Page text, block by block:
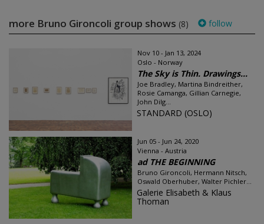
more Bruno Gironcoli group shows (8) follow
Nov 10 - Jan 13, 2024
Oslo - Norway
The Sky is Thin. Drawings...
Joe Bradley, Martina Bindreither,
Rosie Camanga, Gillian Carnegie,
John Dilg...
STANDARD (OSLO)
Jun 05 - Jun 24, 2020
Vienna - Austria
ad THE BEGINNING
Bruno Gironcoli, Hermann Nitsch,
Oswald Oberhuber, Walter Pichler...
Galerie Elisabeth & Klaus
Thoman